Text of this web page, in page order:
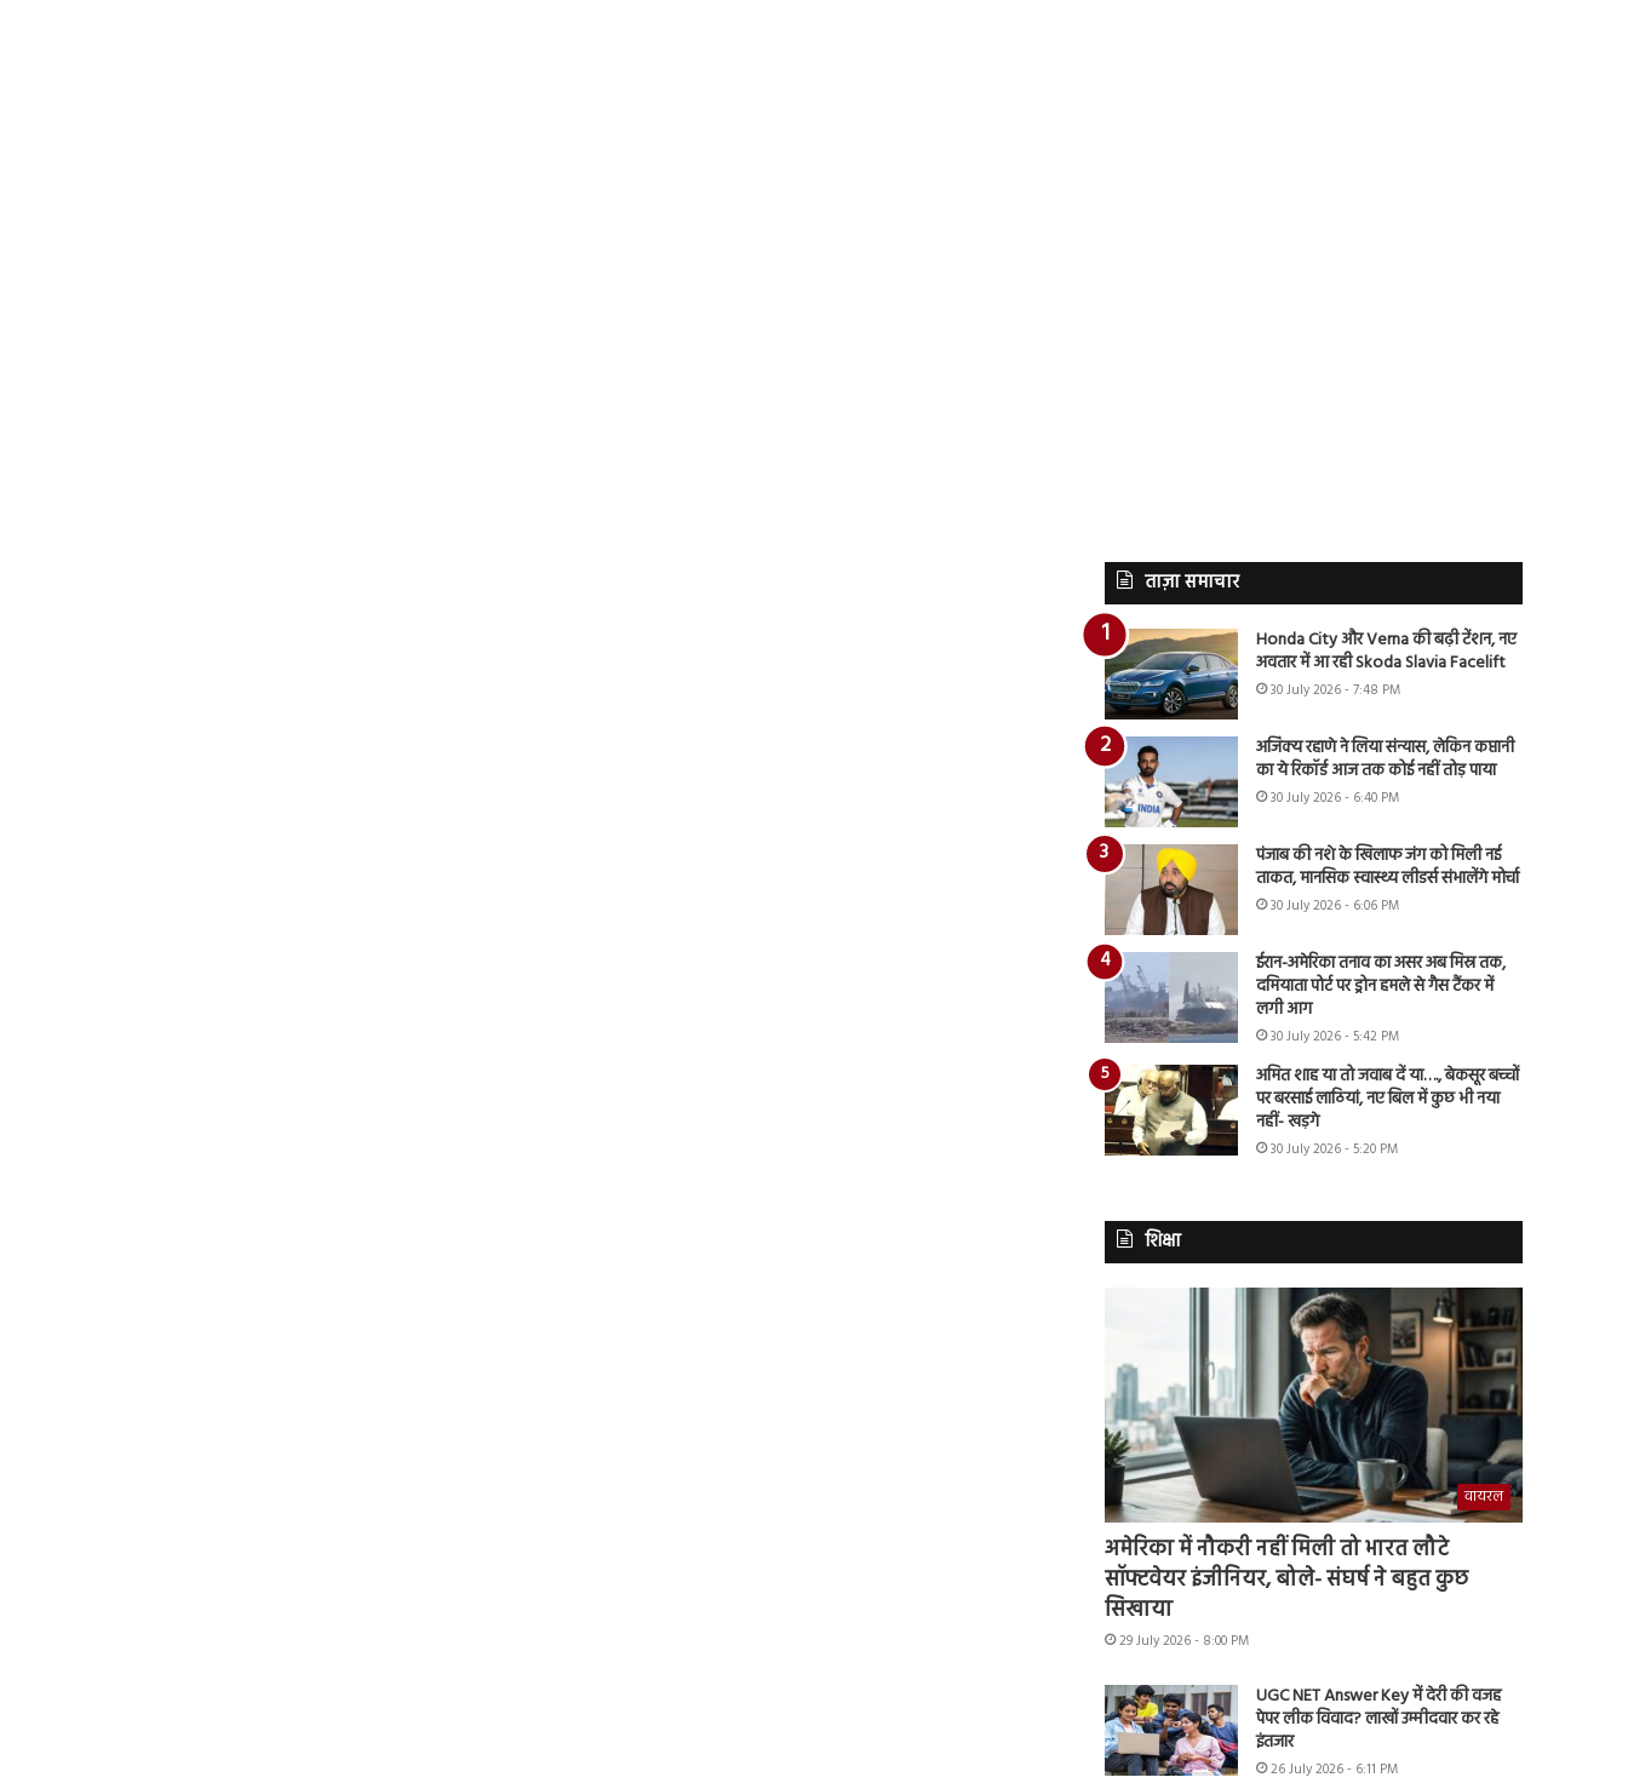
ताज़ा समाचार
Honda City और Verna की बढ़ी टेंशन, नए
अवतार में आ रही Skoda Slavia Facelift
30 July 2026 - 7:48 PM
अजिंक्य रहाणे ने लिया संन्यास, लेकिन कप्तानी
का ये रिकॉर्ड आज तक कोई नहीं तोड़ पाया
30 July 2026 - 6:40 PM
पंजाब की नशे के खिलाफ जंग को मिली नई
ताकत, मानसिक स्वास्थ्य लीडर्स संभालेंगे मोर्चा
30 July 2026 - 6:06 PM
ईरान-अमेरिका तनाव का असर अब मिस्र तक,
दमियाता पोर्ट पर ड्रोन हमले से गैस टैंकर में
लगी आग
30 July 2026 - 5:42 PM
अमित शाह या तो जवाब दें या…., बेकसूर बच्चों
पर बरसाई लाठियां, नए बिल में कुछ भी नया
नहीं- खड़गे
30 July 2026 - 5:20 PM
शिक्षा
वायरल
अमेरिका में नौकरी नहीं मिली तो भारत लौटे
सॉफ्टवेयर इंजीनियर, बोले- संघर्ष ने बहुत कुछ
सिखाया
29 July 2026 - 8:00 PM
UGC NET Answer Key में देरी की वजह
पेपर लीक विवाद? लाखों उम्मीदवार कर रहे
इंतजार
26 July 2026 - 6:11 PM